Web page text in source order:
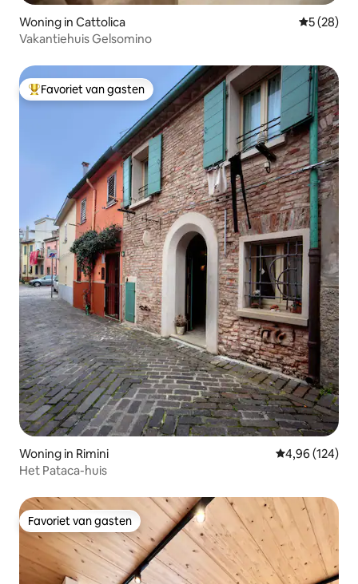
Woning in Cattolica
5 (28)
Vakantiehuis Gelsomino
Topfavoriet van gasten
Favoriet van gasten
Woning in Rimini Gemiddelde
4,96 (124)
Het Pataca-huis
Favoriet van gasten
Favoriet van gasten